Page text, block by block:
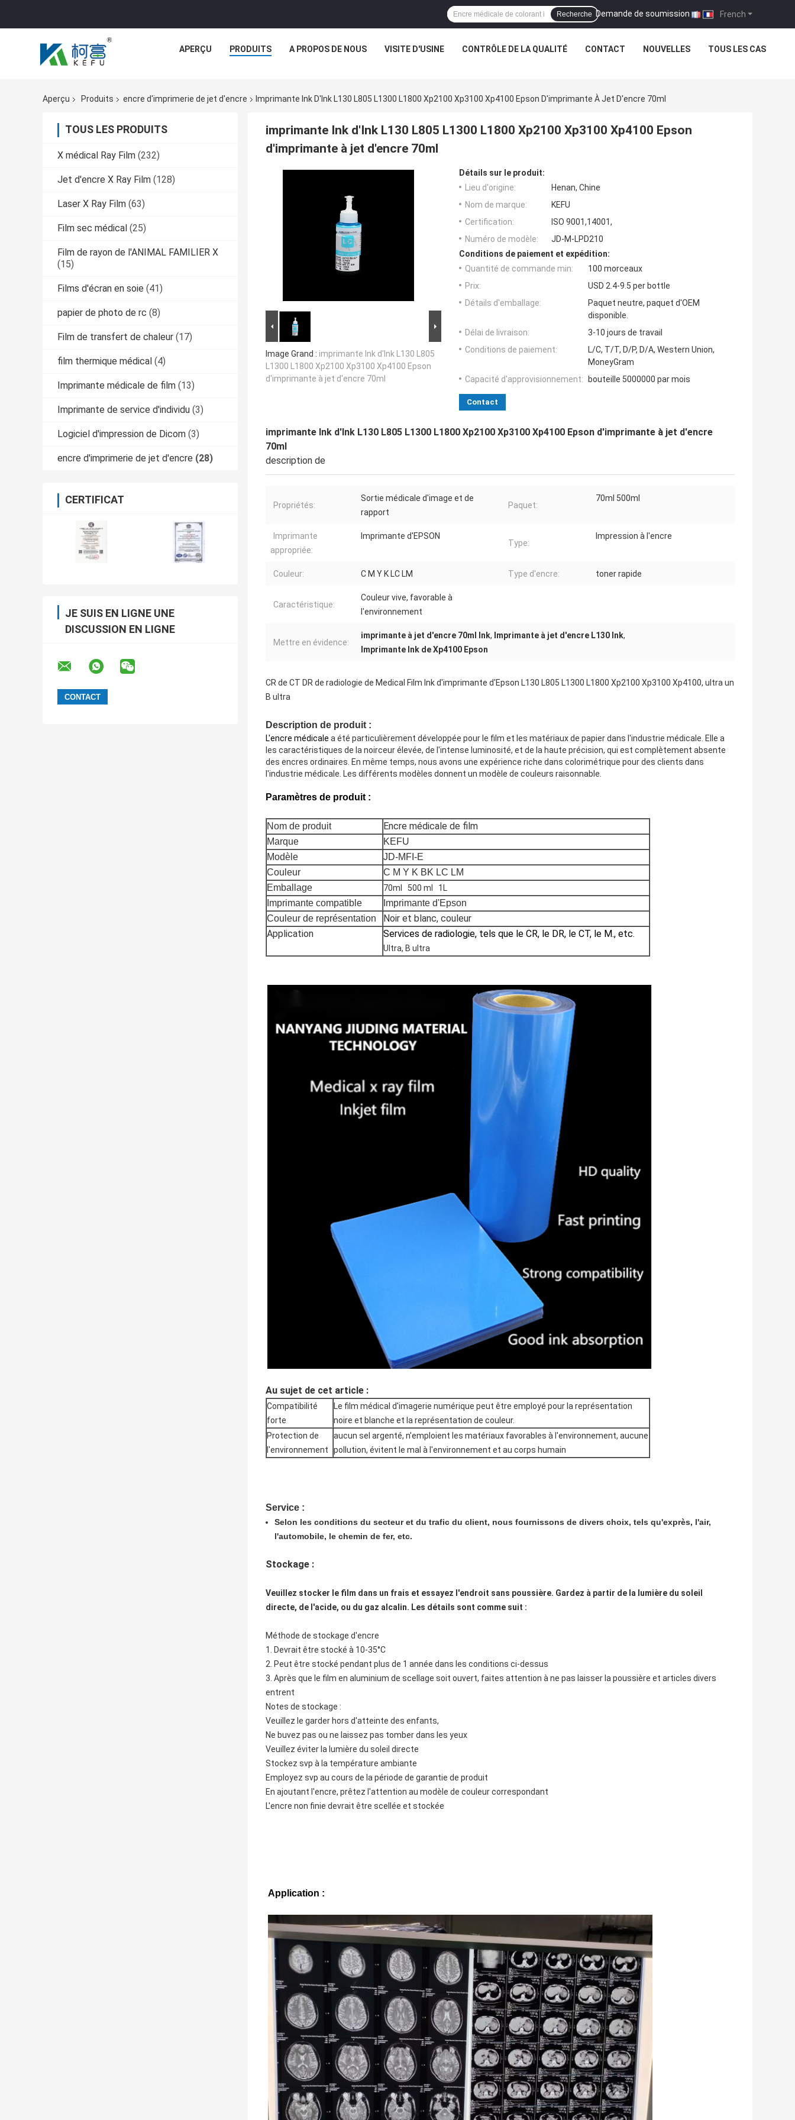
French
Demande de soumission |
Recherche
APERÇU PRODUITS A PROPOS DE NOUS VISITE D'USINE CONTRÔLE DE LA QUALITÉ CONTACT NOUVELLES TOUS LES CAS
Aperçu Produits encre d'imprimerie de jet d'encre Imprimante Ink D'Ink L130 L805 L1300 L1800 Xp2100 Xp3100 Xp4100 Epson D'imprimante À Jet D'encre 70ml
TOUS LES PRODUITS
X médical Ray Film (232)
Jet d'encre X Ray Film (128)
Laser X Ray Film (63)
Film sec médical (25)
Film de rayon de l'ANIMAL FAMILIER X
(15)
Films d'écran en soie (41)
papier de photo de rc (8)
Film de transfert de chaleur (17)
film thermique médical (4)
Imprimante médicale de film (13)
Imprimante de service d'individu (3)
Logiciel d'impression de Dicom (3)
encre d'imprimerie de jet d'encre (28)
CERTIFICAT
JE SUIS EN LIGNE UNE
DISCUSSION EN LIGNE
imprimante Ink d'Ink L130 L805 L1300 L1800 Xp2100 Xp3100 Xp4100 Epson
d'imprimante à jet d'encre 70ml
Image Grand : imprimante Ink d'Ink L130 L805
L1300 L1800 Xp2100 Xp3100 Xp4100 Epson
d'imprimante à jet d'encre 70ml
Détails sur le produit:
Lieu d'origine:
Henan, Chine
Nom de marque:
KEFU
Certification:
ISO 9001,14001,
Numéro de modèle:
JD-M-LPD210
Conditions de paiement et expédition:
Quantité de commande min:
100 morceaux
Prix:
USD 2.4-9.5 per bottle
Détails d'emballage:
Paquet neutre, paquet d'OEM
disponible.
Délai de livraison:
3-10 jours de travail
Conditions de paiement:
L/C, T/T, D/P, D/A, Western Union,
MoneyGram
Capacité d'approvisionnement:
bouteille 5000000 par mois
Contact
imprimante Ink d'Ink L130 L805 L1300 L1800 Xp2100 Xp3100 Xp4100 Epson d'imprimante à jet d'encre
70ml
description de
Propriétés:
Sortie médicale d'image et de
rapport
Paquet:
70ml 500ml
Imprimante
appropriée:
Imprimante d'EPSON
Type:
Impression à l'encre
Couleur: C M Y K LC LM Type d'encre: toner rapide
Caractéristique:
Couleur vive, favorable à
l'environnement
Mettre en évidence:
imprimante à jet d'encre 70ml Ink, Imprimante à jet d'encre L130 Ink,
Imprimante Ink de Xp4100 Epson
CR de CT DR de radiologie de Medical Film Ink d'imprimante d'Epson L130 L805 L1300 L1800 Xp2100 Xp3100 Xp4100, ultra un
B ultra
Description de produit :
L'encre médicale a été particulièrement développée pour le film et les matériaux de papier dans l'industrie médicale. Elle a
les caractéristiques de la noirceur élevée, de l'intense luminosité, et de la haute précision, qui est complètement absente
des encres ordinaires. En même temps, nous avons une expérience riche dans colorimétrique pour des clients dans
l'industrie médicale. Les différents modèles donnent un modèle de couleurs raisonnable.
Paramètres de produit :
Nom de produit Encre médicale de film
Marque
KEFU
Modèle
JD-MFI-E
Couleur
C M Y K BK LC LM
Emballage
70ml 500 ml 1L
Imprimante compatible
Imprimante d'Epson
Couleur de représentation
Noir et blanc, couleur
Application
Services de radiologie, tels que le CR, le DR, le CT, le M., etc.
Ultra, B ultra
Au sujet de cet article :
Compatibilité
forte
Le film médical d'imagerie numérique peut être employé pour la représentation
noire et blanche et la représentation de couleur.
Protection de
l'environnement
aucun sel argenté, n'emploient les matériaux favorables à l'environnement, aucune
pollution, évitent le mal à l'environnement et au corps humain
Service :
Selon les conditions du secteur et du trafic du client, nous fournissons de divers choix, tels qu'exprès, l'air,
l'automobile, le chemin de fer, etc.
Stockage :
Veuillez stocker le film dans un frais et essayez l'endroit sans poussière. Gardez à partir de la lumière du soleil
directe, de l'acide, ou du gaz alcalin. Les détails sont comme suit :
Méthode de stockage d'encre
1. Devrait être stocké à 10-35°C
2. Peut être stocké pendant plus de 1 année dans les conditions ci-dessus
3. Après que le film en aluminium de scellage soit ouvert, faites attention à ne pas laisser la poussière et articles divers
entrent
Notes de stockage :
Veuillez le garder hors d'atteinte des enfants,
Ne buvez pas ou ne laissez pas tomber dans les yeux
Veuillez éviter la lumière du soleil directe
Stockez svp à la température ambiante
Employez svp au cours de la période de garantie de produit
En ajoutant l'encre, prêtez l'attention au modèle de couleur correspondant
L'encre non finie devrait être scellée et stockée
Application :